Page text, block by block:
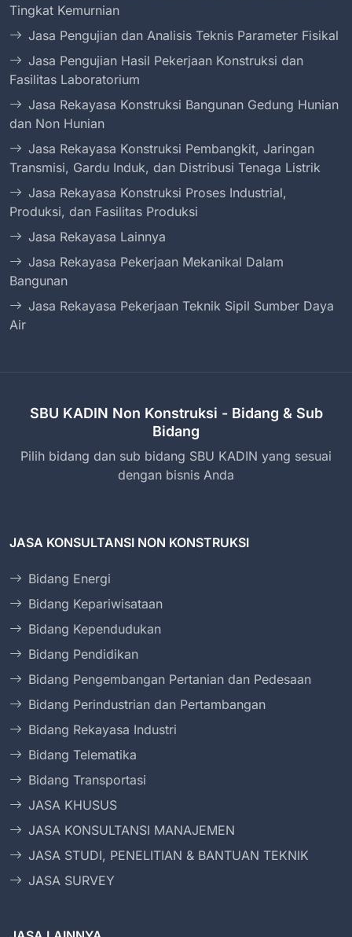
Tingkat Kemurnian
Jasa Pengujian dan Analisis Teknis Parameter Fisikal
Jasa Pengujian Hasil Pekerjaan Konstruksi dan
Fasilitas Laboratorium
Jasa Rekayasa Konstruksi Bangunan Gedung Hunian
dan Non Hunian
Jasa Rekayasa Konstruksi Pembangkit, Jaringan
Transmisi, Gardu Induk, dan Distribusi Tenaga Listrik
Jasa Rekayasa Konstruksi Proses Industrial,
Produksi, dan Fasilitas Produksi
Jasa Rekayasa Lainnya
Jasa Rekayasa Pekerjaan Mekanikal Dalam
Bangunan
Jasa Rekayasa Pekerjaan Teknik Sipil Sumber Daya
Air
SBU KADIN Non Konstruksi - Bidang & Sub
Bidang
Pilih bidang dan sub bidang SBU KADIN yang sesuai
dengan bisnis Anda
JASA KONSULTANSI NON KONSTRUKSI
Bidang Energi
Bidang Kepariwisataan
Bidang Kependudukan
Bidang Pendidikan
Bidang Pengembangan Pertanian dan Pedesaan
Bidang Perindustrian dan Pertambangan
Bidang Rekayasa Industri
Bidang Telematika
Bidang Transportasi
JASA KHUSUS
JASA KONSULTANSI MANAJEMEN
JASA STUDI, PENELITIAN & BANTUAN TEKNIK
JASA SURVEY